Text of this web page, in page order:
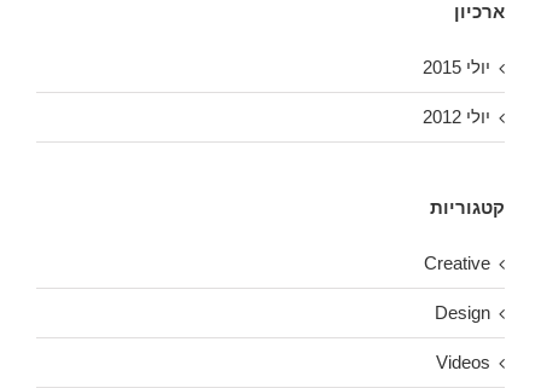
ארכיון
יולי 2015
יולי 2012
קטגוריות
Creative
Design
Videos